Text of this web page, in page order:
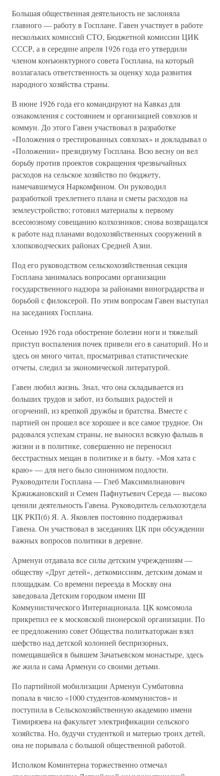
Большая общественная деятельность не заслоняла
главного — работу в Госплане. Гавен участвует в работе
нескольких комиссий СТО, Бюджетной комиссии ЦИК
СССР, а в середине апреля 1926 года его утвердили
членом конъюнктурного совета Госплана, на который
возлагалась ответственность за оценку хода развития
народного хозяйства страны.
В июне 1926 года его командируют на Кавказ для
ознакомления с состоянием и организацией совхозов и
коммун. До этого Гавен участвовал в разработке
«Положения о трестированных совхозах» и докладывал о
«Положении» президиуму Госплана. Всю весну он вел
борьбу против проектов сокращения чрезвычайных
расходов на сельское хозяйство по бюджету,
намечавшемуся Наркомфином. Он руководил
разработкой трехлетнего плана и сметы расходов на
землеустройство; готовил материалы к первому
всесоюзному совещанию колхозников; снова возвращался
к работе над планами водохозяйственных сооружений в
хлопководческих районах Средней Азии.
Под его руководством сельскохозяйственная секция
Госплана занималась вопросами организации
государственного надзора за районами виноградарства и
борьбой с филоксерой. По этим вопросам Гавен выступал
на заседаниях Госплана.
Осенью 1926 года обострение болезни ноги и тяжелый
приступ воспаления почек привели его в санаторий. Но и
здесь он много читал, просматривал статистические
отчеты, следил за экономической литературой.
Гавен любил жизнь. Знал, что она складывается из
больших трудов и забот, из больших радостей и
огорчений, из крепкой дружбы и братства. Вместе с
партией он прошел все хорошее и все самое трудное. Он
радовался успехам страны, не выносил всякую фальшь в
жизни и в политике, совершенно не переносил
бесстрастных мещан в политике и в быту. «Моя хата с
краю» — для него было синонимом подлости.
Руководители Госплана — Глеб Максимилианович
Кржижановский и Семен Пафнутьевич Середа — высоко
ценили деятельность Гавена. Руководитель сельхозотдела
ЦК РКП(б) Я. А. Яковлев постоянно поддерживал
Гавена. Он участвовал в заседаниях ЦК при обсуждении
важных вопросов политики в деревне.
Арменуи отдавала все силы детским учреждениям —
обществу «Друг детей», деткомиссиям, детским домам и
площадкам. Со времени переезда в Москву она
заведовала Детским городком имени III
Коммунистического Интернационала. ЦК комсомола
прикрепил ее к московской пионерской организации. По
ее предложению совет Общества политкаторжан взял
шефство над детской колонией беспризорных,
помещавшейся в бывшем Зачатьевском монастыре, здесь
же жила и сама Арменуи со своими детьми.
По партийной мобилизации Арменуи Сумбатовна
попала в число «1000 студентов-коммунистов» и
поступила в Сельскохозяйственную академию имени
Тимирязева на факультет электрификации сельского
хозяйства. Но, будучи студенткой и матерью троих детей,
она не порывала с большой общественной работой.
Исполком Коминтерна торжественно отмечал